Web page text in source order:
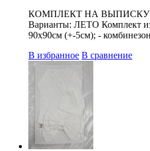
КОМПЛЕКТ НА
Варианты: ЛЕТО Комплект
90х90см (+-5см); -
В избранное В сравнение